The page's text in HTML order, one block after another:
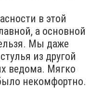
в этой
а основной
Мы даже
из другой
ведома. Мягко
некомфортно.